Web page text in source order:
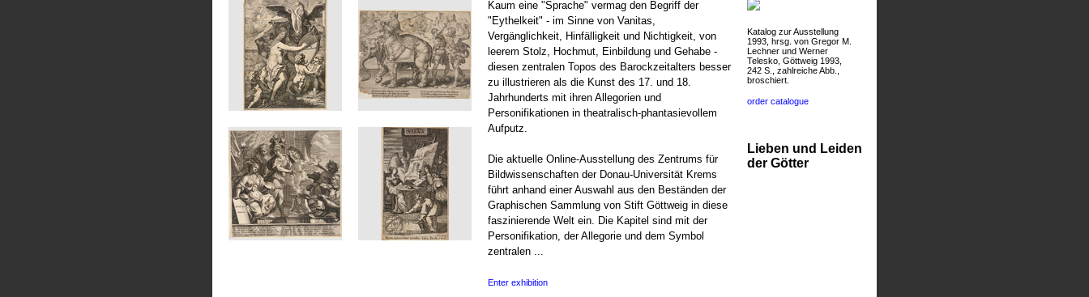
Kaum eine "Sprache" vermag den Begriff der
"Eythelkeit" - im Sinne von Vanitas,
Vergänglichkeit, Hinfälligkeit und Nichtigkeit, von
leerem Stolz, Hochmut, Einbildung und Gehabe -
diesen zentralen Topos des Barockzeitalters besser
zu illustrieren als die Kunst des 17. und 18.
Jahrhunderts mit ihren Allegorien und
Personifikationen in theatralisch-phantasievollem
Aufputz.
Die aktuelle Online-Ausstellung des Zentrums für
Bildwissenschaften der Donau-Universität Krems
führt anhand einer Auswahl aus den Beständen der
Graphischen Sammlung von Stift Göttweig in diese
faszinierende Welt ein. Die Kapitel sind mit der
Personifikation, der Allegorie und dem Symbol
zentralen ...
Enter exhibition
Katalog zur Ausstellung
1993, hrsg. von Gregor M.
Lechner und Werner
Telesko, Göttweig 1993,
242 S., zahlreiche Abb.,
broschiert.
order catalogue
Lieben und Leiden
der Götter